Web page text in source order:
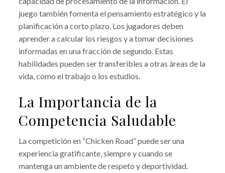
juego también fomenta el pensamiento estratégico y la
planificación a corto plazo. Los jugadores deben
aprender a calcular los riesgos y a tomar decisiones
informadas en una fracción de segundo. Estas
habilidades pueden ser transferibles a otras áreas de la
vida, como el trabajo o los estudios.
La Importancia de la
Competencia Saludable
La competición en “Chicken Road” puede ser una
experiencia gratificante, siempre y cuando se
mantenga un ambiente de respeto y deportividad.